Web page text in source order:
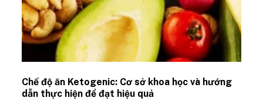
Chế độ ăn Ketogenic: Cơ sở khoa học và hướng
dẫn thực hiện để đạt hiệu quả